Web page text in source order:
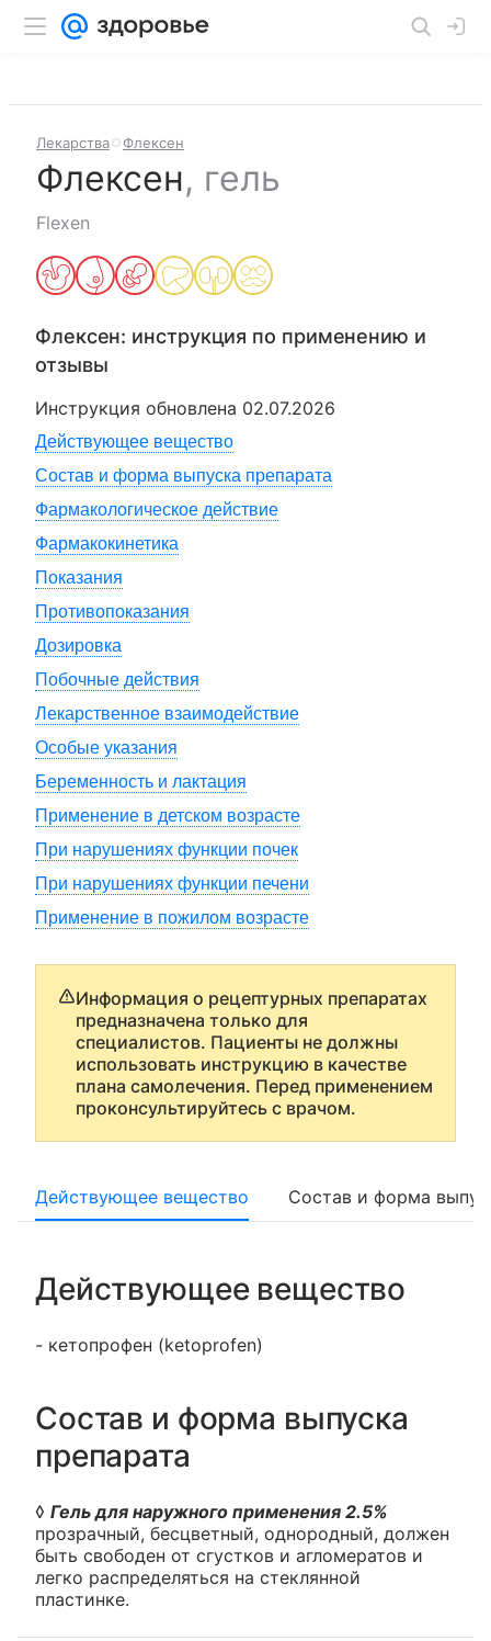
Лекарства Флексен
Флексен, гель
Flexen
Флексен: инструкция по применению и
отзывы
Инструкция обновлена 02.07.2026
Действующее вещество
Состав и форма выпуска препарата
Фармакологическое действие
Фармакокинетика
Показания
Противопоказания
Дозировка
Побочные действия
Лекарственное взаимодействие
Особые указания
Беременность и лактация
Применение в детском возрасте
При нарушениях функции почек
При нарушениях функции печени
Применение в пожилом возрасте
Информация о рецептурных препаратах
предназначена только для
специалистов. Пациенты не должны
использовать инструкцию в качестве
плана самолечения. Перед применением
проконсультируйтесь с врачом.
Действующее вещество Состав и форма
Действующее вещество
- кетопрофен (ketoprofen)
Состав и форма выпуска
препарата
◊ Гель для наружного применения 2.5%
прозрачный, бесцветный, однородный, должен
быть свободен от сгустков и агломератов и
легко распределяться на стеклянной
пластинке.